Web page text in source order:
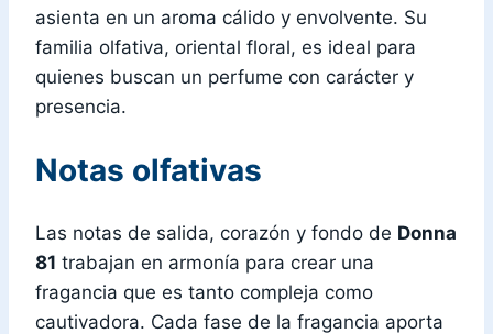
asienta en un aroma cálido y envolvente. Su
familia olfativa, oriental floral, es ideal para
quienes buscan un perfume con carácter y
presencia.
Notas olfativas
Las notas de salida, corazón y fondo de Donna
81 trabajan en armonía para crear una
fragancia que es tanto compleja como
cautivadora. Cada fase de la fragancia aporta